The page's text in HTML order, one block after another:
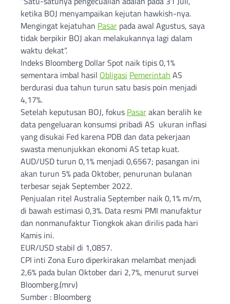
ketika BOJ menyampaikan kejutan hawkish-nya.
Mengingat kejatuhan Pasar pada awal Agustus, saya
tidak berpikir BOJ akan melakukannya lagi dalam
waktu dekat”.
Indeks Bloomberg Dollar Spot naik tipis 0,1%
sementara imbal hasil Obligasi Pemerintah AS
berdurasi dua tahun turun satu basis poin menjadi
4,17%.
Setelah keputusan BOJ, fokus Pasarakan beralih ke
data pengeluaran konsumsi pribadi AS ukuran inflasi
yang disukai Fed karena PDB dan data pekerjaan
swasta menunjukkan ekonomi AS tetap kuat.
AUD/USD turun 0,1% menjadi 0,6567; pasangan ini
akan turun 5% pada Oktober, penurunan bulanan
terbesar sejak September 2022.
Penjualan ritel Australia September naik 0,1% m/m,
di bawah estimasi 0,3%. Data resmi PMI manufaktur
dan nonmanufaktur Tiongkok akan dirilis pada hari
Kamis ini.
EUR/USD stabil di 1,0857.
CPI inti Zona Euro diperkirakan melambat menjadi
2,6% pada bulan Oktober dari 2,7%, menurut survei
Bloomberg.(mrv)
Sumber : Bloomberg